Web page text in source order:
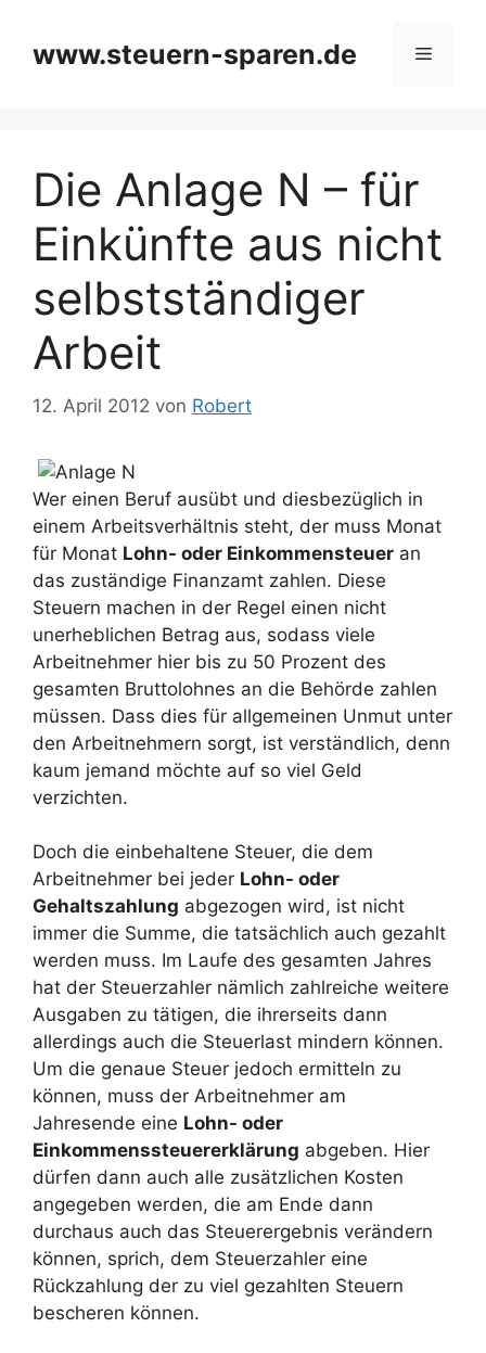
springen
www.steuern-sparen.de Menü
Die Anlage N – für
Einkünfte aus nicht
selbstständiger
Arbeit
12. April 2012 von Robert
Wer einen Beruf ausübt und diesbezüglich in
einem Arbeitsverhältnis steht, der muss Monat
für Monat Lohn- oder Einkommensteuer an
das zuständige Finanzamt zahlen. Diese
Steuern machen in der Regel einen nicht
unerheblichen Betrag aus, sodass viele
Arbeitnehmer hier bis zu 50 Prozent des
gesamten Bruttolohnes an die Behörde zahlen
müssen. Dass dies für allgemeinen Unmut unter
den Arbeitnehmern sorgt, ist verständlich, denn
kaum jemand möchte auf so viel Geld
verzichten.
Doch die einbehaltene Steuer, die dem
Arbeitnehmer bei jeder Lohn- oder
Gehaltszahlung abgezogen wird, ist nicht
immer die Summe, die tatsächlich auch gezahlt
werden muss. Im Laufe des gesamten Jahres
hat der Steuerzahler nämlich zahlreiche weitere
Ausgaben zu tätigen, die ihrerseits dann
allerdings auch die Steuerlast mindern können.
Um die genaue Steuer jedoch ermitteln zu
können, muss der Arbeitnehmer am
Jahresende eine Lohn- oder
Einkommenssteuererklärung abgeben. Hier
dürfen dann auch alle zusätzlichen Kosten
angegeben werden, die am Ende dann
durchaus auch das Steuerergebnis verändern
können, sprich, dem Steuerzahler eine
Rückzahlung der zu viel gezahlten Steuern
bescheren können.